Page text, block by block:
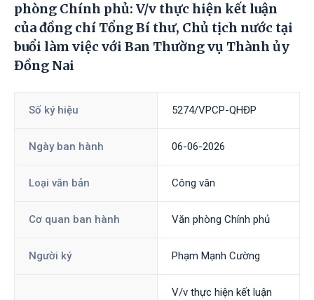
phòng Chính phủ: V/v thực hiện kết luận
của đồng chí Tổng Bí thư, Chủ tịch nước tại
buổi làm việc với Ban Thường vụ Thành ủy
Đồng Nai
Số ký hiệu 5274/VPCP-QHĐP
Ngày ban hành 06-06-2026
Loại văn bản Công văn
Cơ quan ban hành Văn phòng Chính phủ
Người ký Phạm Mạnh Cường
V/v thực hiện kết luận